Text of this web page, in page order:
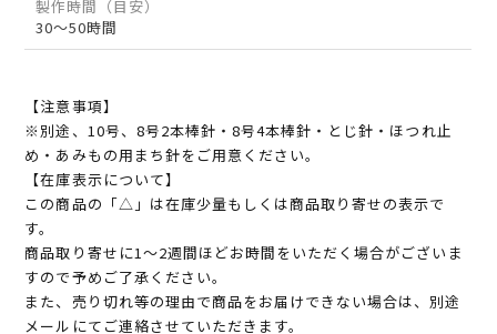
製作時間（目安）
30～50時間
【注意事項】
※別途、10号、8号2本棒針・8号4本棒針・とじ針・ほつれ止
め・あみもの用まち針をご用意ください。
【在庫表示について】
この商品の「△」は在庫少量もしくは商品取り寄せの表示で
す。
商品取り寄せに1～2週間ほどお時間をいただく場合がございま
すので予めご了承ください。
また、売り切れ等の理由で商品をお届けできない場合は、別途
メールにてご連絡させていただきます。